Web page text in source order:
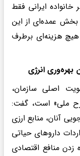
ایرانی فقط
بخش عمده‌ای از این
را بدون هیچ هزینه‌ای برطرف
انرژی
اصلی سازمان،
ملی» است، گفت:
آنان، منابع ارزی
داروهای حیاتی
منافع اقتصادی